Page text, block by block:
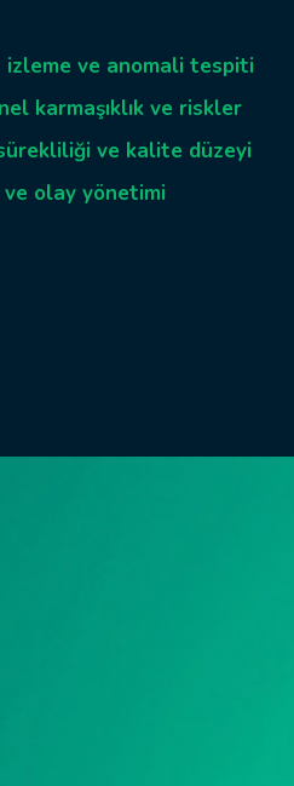
desteklenen çoklu tedarikçi
seviyesinde performans ve
ve anomali tespiti
karmaşıklık ve riskler
ve kalite düzeyi
olay yönetimi
ve yaygınlaştırma süreçleri
hata oranı